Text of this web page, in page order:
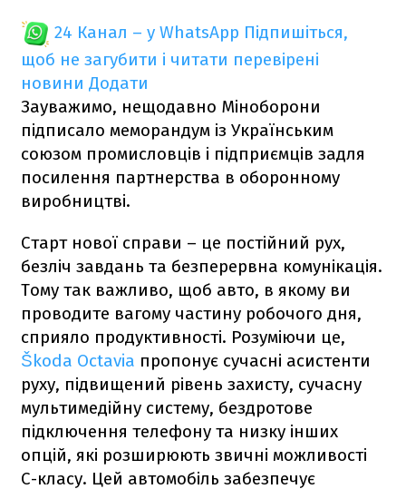
24 Канал – у WhatsApp Підпишіться,
щоб не загубити і читати перевірені
новини Додати
Зауважимо, нещодавно Міноборони
підписало меморандум із Українським
союзом промисловців і підприємців задля
посилення партнерства в оборонному
виробництві.
Старт нової справи – це постійний рух,
безліч завдань та безперервна комунікація.
Тому так важливо, щоб авто, в якому ви
проводите вагому частину робочого дня,
сприяло продуктивності. Розуміючи це,
Škoda Octavia пропонує сучасні асистенти
руху, підвищений рівень захисту, сучасну
мультимедійну систему, бездротове
підключення телефону та низку інших
опцій, які розширюють звичні можливості
С-класу. Цей автомобіль забезпечує